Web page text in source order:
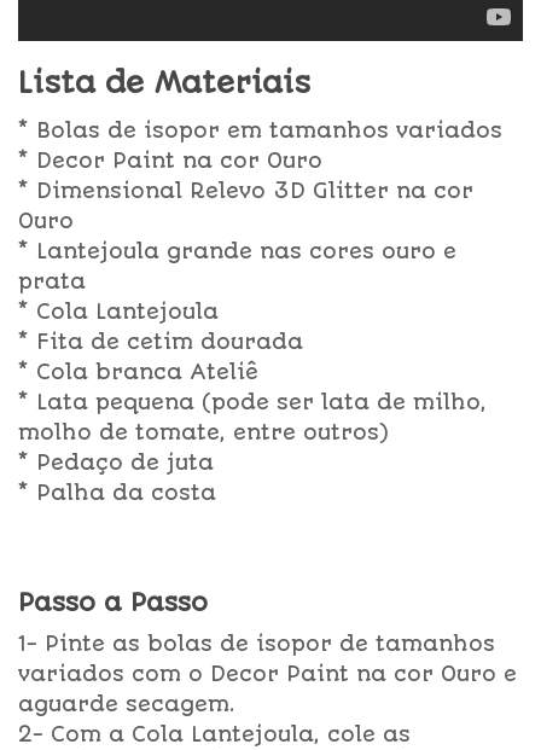
Lista de Materiais
* Bolas de isopor em tamanhos variados
* Decor Paint na cor Ouro
* Dimensional Relevo 3D Glitter na cor
Ouro
* Lantejoula grande nas cores ouro e
prata
* Cola Lantejoula
* Fita de cetim dourada
* Cola branca Ateliê
* Lata pequena (pode ser lata de milho,
molho de tomate, entre outros)
* Pedaço de juta
* Palha da costa
Passo a Passo
1- Pinte as bolas de isopor de tamanhos
variados com o Decor Paint na cor Ouro e
aguarde secagem.
2- Com a Cola Lantejoula, cole as